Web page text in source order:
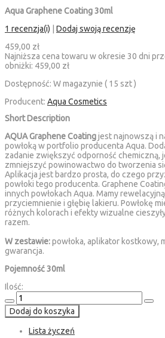
Aqua Graphene Coating 30ml
1 recenzja(i)
Dodaj swoją recenzję
459,00 zł
Najniższa cena towaru w okresie 30 dni
obniżki: 459,00 zł
Dostępność: W magazynie ( 15 szt )
Producent: Aqua Cosmetics
Short Description
AQUA Graphene Coatingjest najnowszą i
powłoką w portfolio producenta Aqua.
zadanie zwiększyć odporność chemiczną,
zmniejszyć powinowactwo do tworzenia
Aplikacja jest bardzo prosta, do czego
powłoki tego producenta. Graphene
innych powłokach Aqua. Mamy
przyciemnienie i głębię lakieru. Powłokę
różnych kolorach i efekty wizualne
razem.
W zestawie:powłoka, aplikator kostkowy,
gwarancja.
Pojemność 30ml
Ilość:
Dodaj do koszyka
Lista życzeń